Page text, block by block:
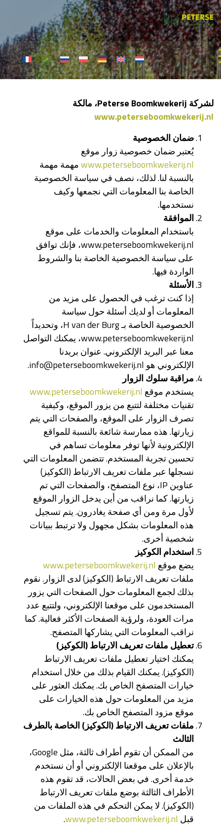
لشركة Peterse Boomkwekerij ، مالكة
www.peterseboomkwekerij.nl
ضمان الخصوصية
يُعتبر ضمان خصوصية زوار موقع
www.peterseboomkwekerij.nlمهمة مهمة
بالنسبة لنا. لذلك، نصف في سياسة الخصوصية
الخاصة بنا المعلومات التي نجمعها وكيف
نستخدمها.
الموافقة
باستخدام المعلومات والخدمات على موقع
www.peterseboomkwekerij.nl، فإنك توافق
على سياسة الخصوصية الخاصة بنا والشروط
الواردة فيها.
الأسئلة
إذا كنت ترغب في الحصول على مزيد من
المعلومات أو لديك أسئلة حول سياسة
الخصوصية الخاصة بـ H van der Burg، وتحديداً
www.peterseboomkwekerij.nl، يمكنك التواصل
معنا عبر البريد الإلكتروني. عنوان بريدنا
الإلكتروني هو info@peterseboomkwekerij.nl.
مراقبةسلوك الزوار
يستخدم موقع www.peterseboomkwekerij.nl
تقنيات مختلفة لتتبع من يزور الموقع، وكيفية
تصرف الزوار على الموقع، والصفحات التي يتم
زيارتها. هذه ممارسة شائعة بالنسبة للمواقع
الإلكترونية لأنها توفر معلومات تساهم في
تحسين تجربة المستخدم. تتضمن المعلومات التي
نسجلها عبر ملفات تعريف الارتباط (الكوكيز)
عناوين IP، نوع المتصفح، والصفحات التي تم
زيارتها. كما نراقب من أين يدخل الزوار الموقع
لأول مرة ومن أي صفحة يغادرون. يتم تسجيل
هذه المعلومات بشكل مجهول ولا ترتبط ببيانات
شخصية أخرى.
استخدام الكوكيز
يضع موقع www.peterseboomkwekerij.nl
ملفات تعريف الارتباط (الكوكيز) لدى الزوار. نقوم
بذلك لجمع المعلومات حول الصفحات التي يزور
المستخدمون على موقعنا الإلكتروني، ولتتبع عدد
مرات العودة، ولرؤية الصفحات الأكثر فعالية. كما
نراقب المعلومات التي يشاركها المتصفح.
تعطيل ملفاتتعريف الارتباط (الكوكيز)
يمكنك اختيار تعطيل ملفات تعريف الارتباط
(الكوكيز). يمكنك القيام بذلك من خلال استخدام
خيارات المتصفح الخاص بك. يمكنك العثور على
مزيد من المعلومات حول هذه الخيارات على
موقع مزود المتصفح الخاص بك.
ملفاتتعريف الارتباط (الكوكيز) الخاصةبالطرف
الثالث
من الممكن أن تقوم أطراف ثالثة، مثل Google،
بالإعلان على موقعنا الإلكتروني أو أن نستخدم
خدمة أخرى. في بعض الحالات، قد تقوم هذه
الأطراف الثالثة بوضع ملفات تعريف الارتباط
(الكوكيز). لا يمكن التحكم في هذه الملفات من
قبل www.peterseboomkwekerij.nl
.